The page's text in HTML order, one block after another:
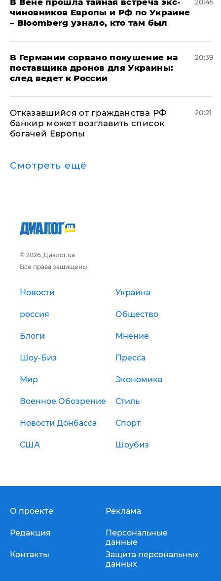
чиновников Европы и РФ по Украине
– Bloomberg узнало, кто там был
​В Германии сорвано покушение на
поставщика дронов для Украины:
след ведет к России
20:39
Отказавшийся от гражданства РФ
банкир может возглавить список
богачей Европы
20:21
Смотреть ещё
© 2026, Диалог.ua
Все права защищены.
Новости Украина
россия Общество
Блоги Мнение
Шоу-Биз Пресса
Мир Экономика
Военное Обозрение Стиль
Новости Донбасса Спорт
США Шоубиз
О проекте
Редакция
Контакты
Реклама
Персональные
данные
Защита персональных
данных